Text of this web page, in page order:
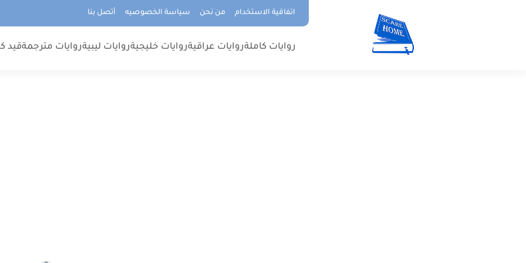
اتفاقية الاستخدام من نحن سياسة الخصوصيه أتصل بنا
روايات كاملةروايات عراقيةروايات خليجيةروايات ليبيةروايات مترجمةقيد